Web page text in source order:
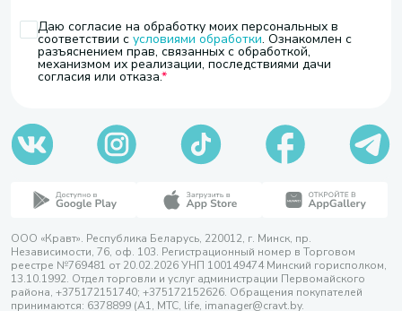
Даю согласие на обработку моих персональных в
соответствии с условиями обработки. Ознакомлен с
разъяснением прав, связанных с обработкой,
механизмом их реализации, последствиями дачи
согласия или отказа.
ООО «Кравт». Республика Беларусь, 220012, г. Минск, пр.
Независимости, 76, оф. 103. Регистрационный номер в Торговом
реестре №769481 от 20.02.2026 УНП 100149474 Минский горисполком,
13.10.1992. Отдел торговли и услуг администрации Первомайского
района, +375172151740; +375172152626. Обращения покупателей
принимаются: 6378899 (А1, МТС, life, imanager@cravt.by.